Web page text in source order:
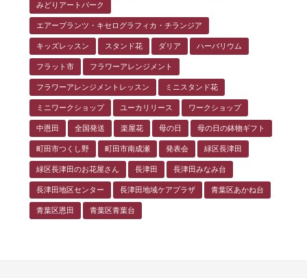
みどりアートパーク
エアープランツ・キセログラフィカ・チランジア
キッズレッスン スタンド花 ダリア ハーバリウム
フラット市 フラワーアレンジメント
フラワーアレンジメントレッスン ミニスタンド花
ミニワークショップ ユーカリリース ワークショップ
中恩田 全国発送 楽屋花 母の日 母の日の鉢物ギフト
町田市つくし野 町田市南成瀬 発表会 緑区長津田
緑区長津田のお花屋さん 長津田 長津田みなみ台
長津田地区センター 長津田地域ケアプラザ 青葉区あかね台
青葉区恩田 青葉区青葉台